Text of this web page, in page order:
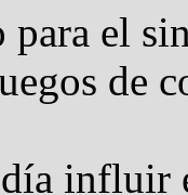
el
de
influir